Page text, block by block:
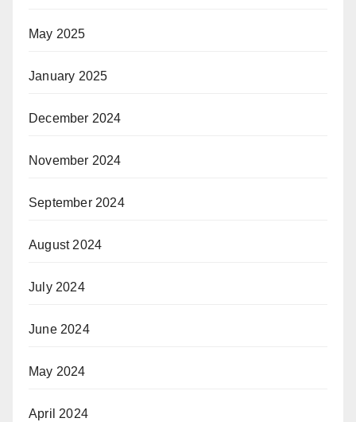
May 2025
January 2025
December 2024
November 2024
September 2024
August 2024
July 2024
June 2024
May 2024
April 2024